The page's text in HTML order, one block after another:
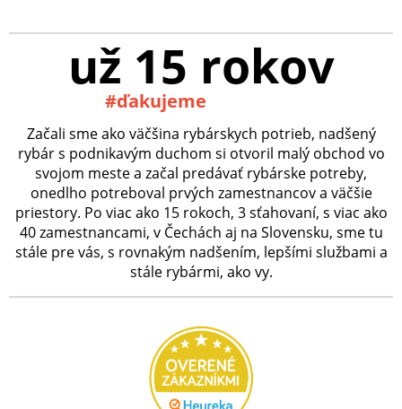
už 15 rokov
#ďakujeme
Začali sme ako väčšina rybárskych potrieb, nadšený
rybár s podnikavým duchom si otvoril malý obchod vo
svojom meste a začal predávať rybárske potreby,
onedlho potreboval prvých zamestnancov a väčšie
priestory. Po viac ako 15 rokoch, 3 sťahovaní, s viac ako
40 zamestnancami, v Čechách aj na Slovensku, sme tu
stále pre vás, s rovnakým nadšením, lepšími službami a
stále rybármi, ako vy.